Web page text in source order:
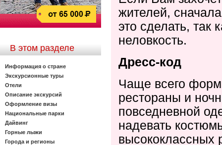
В этом разделе
Информация о стране
Экскурсионные туры
Отели
Описание экскурсий
Оформление визы
Национальные парки
Дайвинг
Горные лыжи
Города и регионы
жителей,
это сделать, так
неловкость.
Дресс-код
Чаще всего
рестораны и
повседневной
надевать
высококлассных